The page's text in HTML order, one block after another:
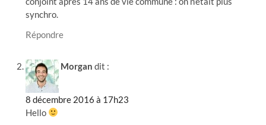
synchro.
Répondre
Morgan dit :
8 décembre 2016 à 17h23
Hello